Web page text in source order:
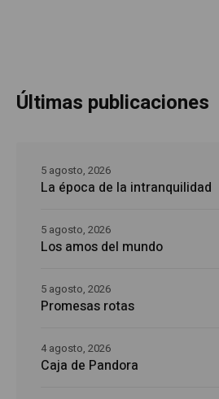
Últimas publicaciones
La época de la intranquilidad
5 agosto, 2026
Los amos del mundo
5 agosto, 2026
Promesas rotas
5 agosto, 2026
Caja de Pandora
4 agosto, 2026